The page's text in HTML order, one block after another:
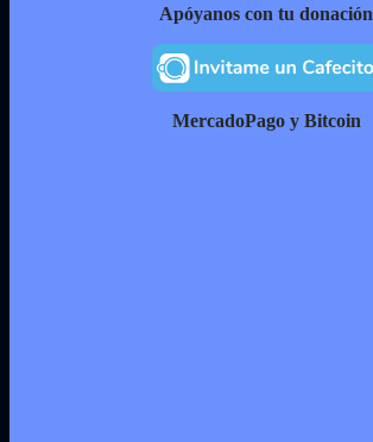
Apóyanos con tu donación
MercadoPago y Bitcoin